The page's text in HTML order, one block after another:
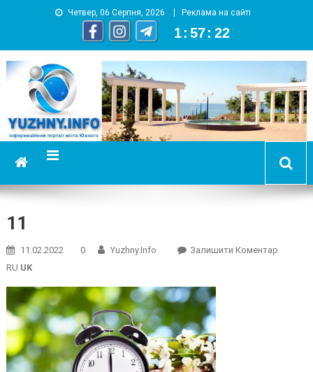
Четвер, 06 Серпня, 2026 Реклама на сайті
1 : 57 : 22
YUZHNY.INFO
информационный портал города Южный
11
11.02.2022 0 Yuzhny.info Залишити КоментарOn
RU UK